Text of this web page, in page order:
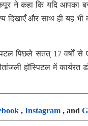
ने कहा कि यदि आपका
दिखाएँ और साथ ही यह
पिछले सतत् 17 वर्षों से
हॉस्पिटल में
, Instagram , and